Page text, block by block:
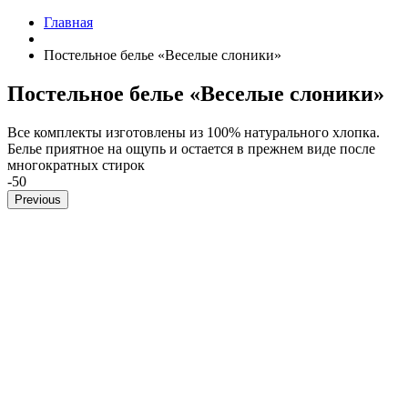
Главная
Постельное белье «Веселые слоники»
Постельное белье «Веселые слоники»
Все комплекты изготовлены из 100% натурального хлопка.
Белье приятное на ощупь и остается в прежнем виде после
многократных стирок
-50
Previous